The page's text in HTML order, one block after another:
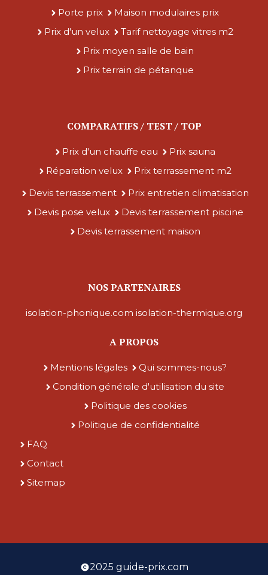
Porte prix
Maison modulaires prix
Prix d'un velux
Tarif nettoyage vitres m2
Prix moyen salle de bain
Prix terrain de pétanque
COMPARATIFS / TEST / TOP
Prix d'un chauffe eau
Prix sauna
Réparation velux
Prix terrassement m2
Devis terrassement
Prix entretien climatisation
Devis pose velux
Devis terrassement piscine
Devis terrassement maison
NOS PARTENAIRES
isolation-phonique.com isolation-thermique.org
A PROPOS
Mentions légales
Qui sommes-nous?
Condition générale d'utilisation du site
Politique des cookies
Politique de confidentialité
FAQ
Contact
Sitemap
2025 guide-prix.com